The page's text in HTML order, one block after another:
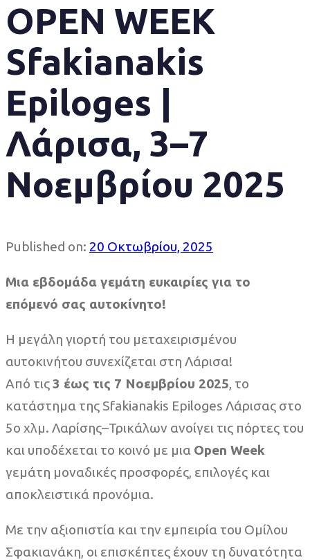
OPEN WEEK
Sfakianakis
Epiloges |
Λάρισα, 3–7
Νοεμβρίου 2025
Published on: 20 Οκτωβρίου, 2025
Μια εβδομάδα γεμάτη ευκαιρίες για το
επόμενό σας αυτοκίνητο!
Η μεγάλη γιορτή του μεταχειρισμένου
αυτοκινήτου συνεχίζεται στη Λάρισα!
Από τις3 έως τις 7 Νοεμβρίου 2025, το
κατάστημα της Sfakianakis Epiloges Λάρισας στο
5ο χλμ. Λαρίσης–Τρικάλων ανοίγει τις πόρτες του
και υποδέχεται το κοινό με μια Open Week
γεμάτη μοναδικές προσφορές, επιλογές και
αποκλειστικά προνόμια.
Με την αξιοπιστία και την εμπειρία του Ομίλου
Σφακιανάκη, οι επισκέπτες έχουν τη δυνατότητα